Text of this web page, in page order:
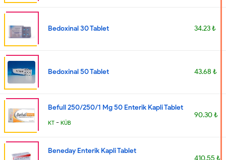
Bedoxinal 30 Tablet 34.23 ₺
Bedoxinal 50 Tablet 43.68 ₺
Befull 250/250/1 Mg 50 Enterik Kapli Tablet
KT - KÜB
90.30 ₺
Beneday Enterik Kapli Tablet